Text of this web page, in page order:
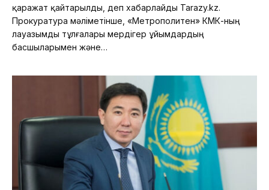
қаражат қайтарылды, деп хабарлайды Tarazy.kz.
Прокуратура мәліметінше, «Метрополитен» КМК-ның
лауазымды тұлғалары мердігер ұйымдардың
басшыларымен және…